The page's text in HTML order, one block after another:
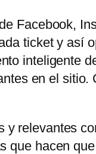
Facebook,
ticket y así
inteligente
en el
y relevantes
que hacen